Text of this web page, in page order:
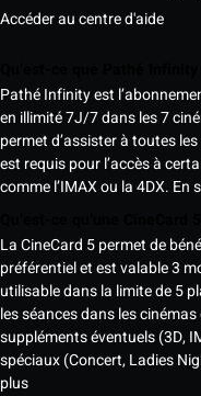
Accéder au centre d'aide
Pathé Infinity est
en illimité 7J/7 dans les 7
permet d’assister à toutes
est requis pour l’accès à
comme l’IMAX ou la 4DX. En
La CineCard 5 permet de
préférentiel et est valable 3
utilisable dans la limite de 5
les séances dans les
suppléments éventuels (3D,
spéciaux (Concert, Ladies
plus